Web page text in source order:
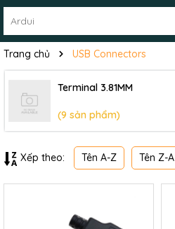
Trang chủ USB Connectors
Terminal 3.81MM
(9 sản phẩm)
Xếp theo: Tên A-Z Tên Z-A